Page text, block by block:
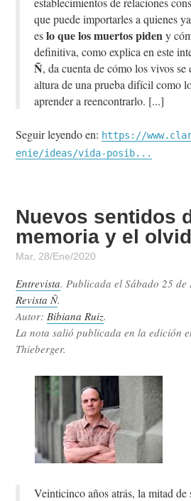
que puede importarles a quienes
eslo que los muertos pideny
definitiva, como explica en este
Ñ, da cuenta de cómo los vivos se
altura de una prueba difícil como
aprender a reencontrarlo.
Seguir leyendo en: https://
enie/ideas/vida-posib...
Nuevos sentidos
memoria y el
Mar, 28/Ene/2020
Entrevista. Publicada elSábado 25
Revista Ñ.
Autor:Bibiana Ruiz.
La nota salió publicada en la edición
Thieberger.
Veinticinco años atrás, la mitad